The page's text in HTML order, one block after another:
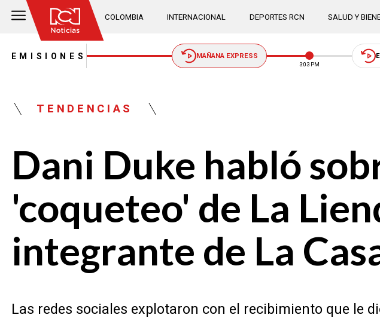
COLOMBIA INTERNACIONAL DEPORTES RCN SALUD Y
EMISIONES MAÑANA EXPRESS
3:03 PM
TENDENCIAS
Dani Duke habló
'coqueteo' de La
integrante de La
Las redes sociales explotaron con el recibimiento que le